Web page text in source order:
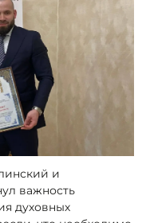
и
важность
духовных